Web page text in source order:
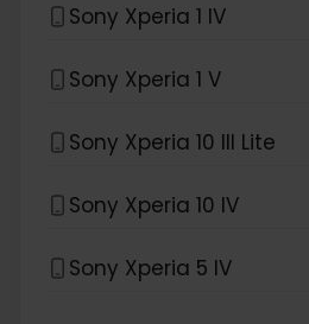
Sony Xperia 1 IV
Sony Xperia 1 V
Sony Xperia 10 III Lite
Sony Xperia 10 IV
Sony Xperia 5 IV